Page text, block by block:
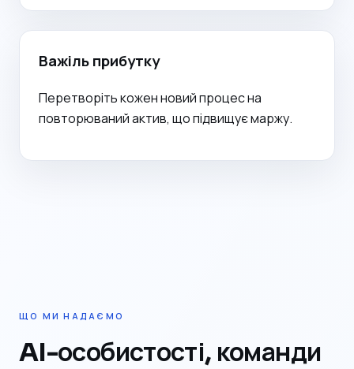
Важіль прибутку
Перетворіть кожен новий процес на
повторюваний актив, що підвищує маржу.
ЩО МИ НАДАЄМО
AI-особистості, команди